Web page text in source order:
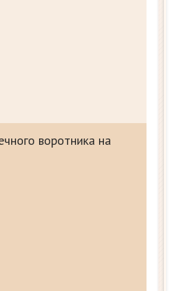
воротника на